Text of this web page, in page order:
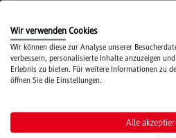
Campusmensa
Wir verwenden Cookies
Wir können diese zur Analyse unserer
verbessern, personalisierte Inhalte anzuzeigen
Erlebnis zu bieten. Für weitere Informationen zu
öffnen Sie die Einstellungen.
Alle